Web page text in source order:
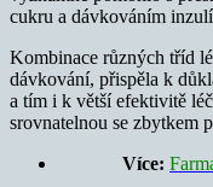
cukru a dávkováním
Kombinace různých tříd
dávkování, přispěla k
a tím i k větší efektivitě
srovnatelnou se zbytkem
Více: